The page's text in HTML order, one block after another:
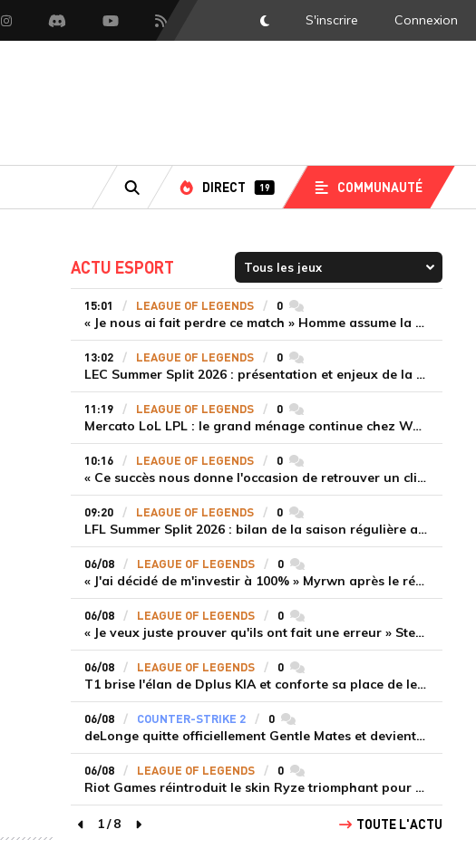
InstagramDiscord YoutubeFlux RSS DarkMode
S'inscrire Connexion
RECHERCHE
DIRECT 19 COMMUNAUTÉ
ACTU ESPORT
15:01 LEAGUE OF LEGENDS 0commentaires
« Je nous ai fait perdre ce match » Homme assume la responsabilité de la défaite de HLE face à Gen.G
13:02 LEAGUE OF LEGENDS 0commentaires
LEC Summer Split 2026 : présentation et enjeux de la troisième semaine de compétition
11:19 LEAGUE OF LEGENDS 0commentaires
Mercato LoL LPL : le grand ménage continue chez Weibo Gaming, Jiejie quitte le navire au profit de Xiaohao
10:16 LEAGUE OF LEGENDS 0commentaires
« Ce succès nous donne l'occasion de retrouver un climat beaucoup plus positif » Ryu et Canyon soulagés après la victoire de Gen.G sur HLE
09:20 LEAGUE OF LEGENDS 0commentaires
LFL Summer Split 2026 : bilan de la saison régulière avec Solary en tête
06/08 LEAGUE OF LEGENDS 0commentaires
« J'ai décidé de m'investir à 100% » Myrwn après le réveil de Movistar KOI face à Fnatic
06/08 LEAGUE OF LEGENDS 0commentaires
« Je veux juste prouver qu'ils ont fait une erreur » Stend se confie sur son mercato chaotique et ses ambitions avec Shifters
06/08 LEAGUE OF LEGENDS 0commentaires
T1 brise l'élan de Dplus KIA et conforte sa place de leader en LCK 2026 Rounds 3-4
06/08 COUNTER-STRIKE 2 0commentaires
deLonge quitte officiellement Gentle Mates et devient agent libre
06/08 LEAGUE OF LEGENDS 0commentaires
Riot Games réintroduit le skin Ryze triomphant pour récompenser la scène amateur
page précédente
1/8
page suivante
TOUTE L'ACTU